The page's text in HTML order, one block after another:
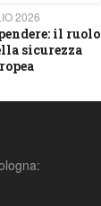
2026
il ruolo
sicurezza